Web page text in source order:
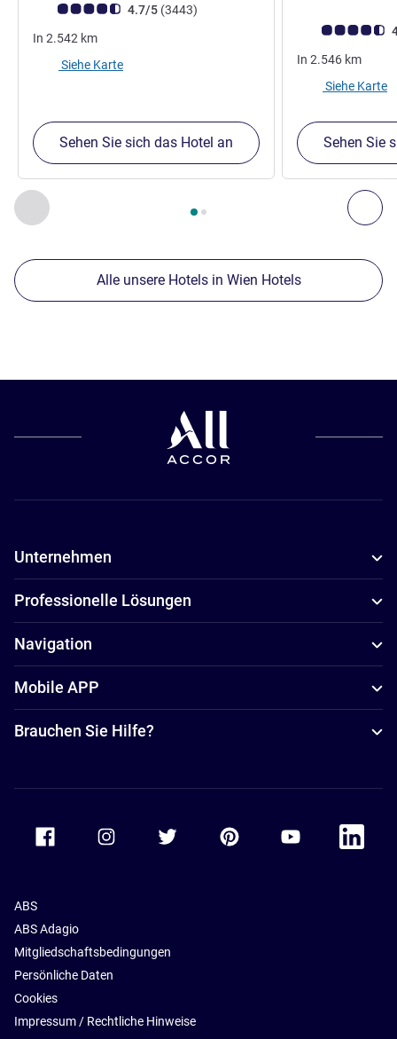
Zurück - Unsere anderen Etablissements in der Nähe
Seite , Unsere anderen Etablissements in der Nähe
Note Kundenmeinungen (Bewertung ALL)
4.7/5 (3443Bewertungen
)
In 2.542 km
Siehe Karte
Sehen Sie sich das Hotel an
Note
In 2.546 km
Siehe Karte
Sehen Sie
Alle unsere Hotels in Wien Hotels
Unternehmen
Professionelle Lösungen
Navigation
Mobile APP
Brauchen Sie Hilfe?
Accor Youtube
Accor
ABS
ABS Adagio
Mitgliedschaftsbedingungen
Persönliche Daten
Cookies
Impressum / Rechtliche Hinweise